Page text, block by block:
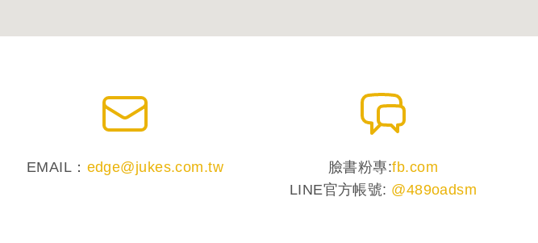
EMAIL： edge@jukes.com.tw 臉書粉專:fb.com
LINE官方帳號: @489oadsm